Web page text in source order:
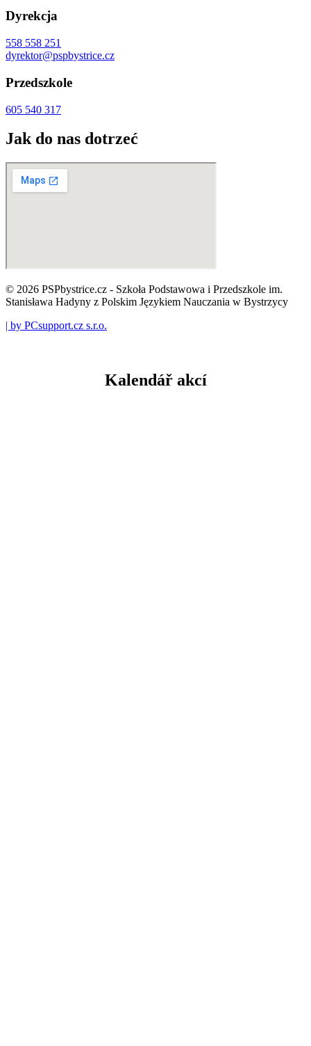
Dyrekcja
558 558 251
dyrektor@pspbystrice.cz
Przedszkole
605 540 317
Jak do nas dotrzeć
© 2026 PSPbystrice.cz - Szkoła Podstawowa i Przedszkole im.
Stanisława Hadyny z Polskim Językiem Nauczania w Bystrzycy
| by PCsupport.cz s.r.o.
Kalendář akcí